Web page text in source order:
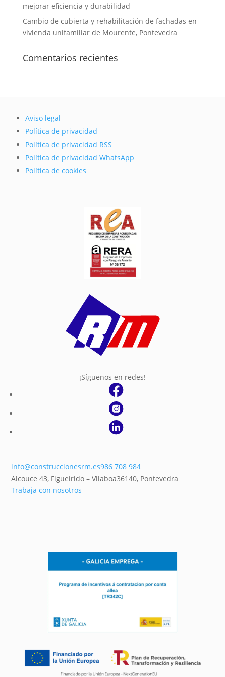
mejorar eficiencia y durabilidad
Cambio de cubierta y rehabilitación de fachadas en
vivienda unifamiliar de Mourente, Pontevedra
Comentarios recientes
Aviso legal
Política de privacidad
Política de privacidad RSS
Política de privacidad WhatsApp
Política de cookies
¡Síguenos en redes!
info@construccionesrm.es986 708 984
Alcouce 43, Figueirido – Vilaboa36140, Pontevedra
Trabaja con nosotros